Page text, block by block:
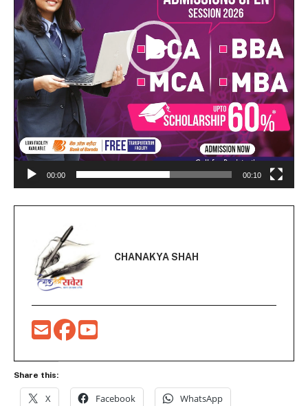
00:00 00:10
CHANAKYA SHAH
Share this:
X Facebook WhatsApp